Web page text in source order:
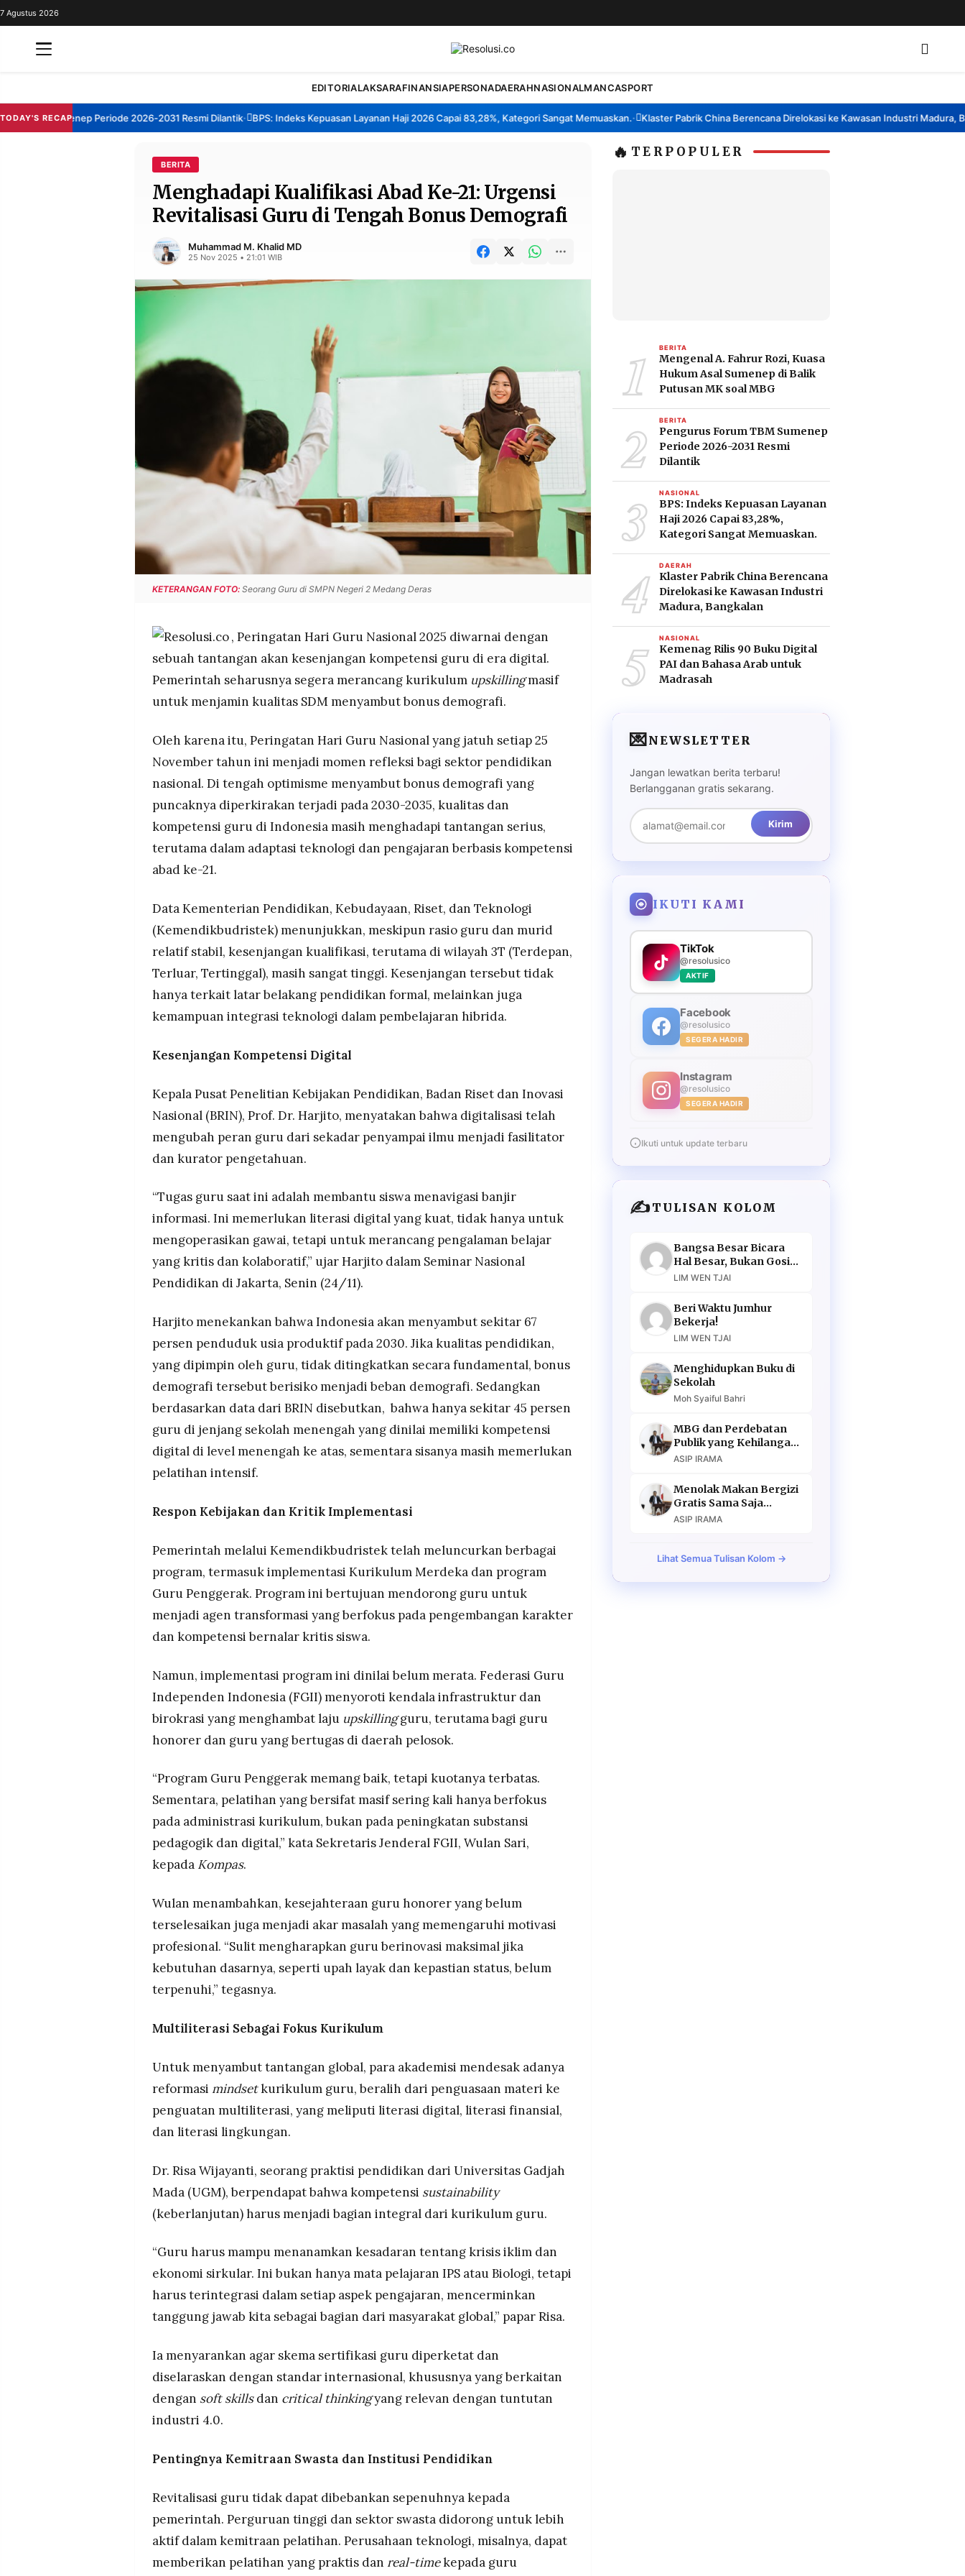
REDAKSI
TULISAN
7 Agustus 2026
EDITORIALAKSARAFINANSIAPERSONADAERAHNASIONALMANCASPORT
TODAY'S RECAP
Sumenep Periode 2026-2031 Resmi Dilantik• BPS: Indeks Kepuasan Layanan Haji 2026 Capai 83,28%, Kategori Sangat Memuaskan.• Klaster Pabrik China Berencana Direlokasi ke Kawasan Industri Madura,
BERITA
Menghadapi Kualifikasi Abad Ke-21: Urgensi
Revitalisasi Guru di Tengah Bonus Demografi
Muhammad M. Khalid MD
25 Nov 2025 • 21:01 WIB
KETERANGAN FOTO: Seorang Guru di SMPN Negeri 2 Medang Deras
, Peringatan Hari Guru Nasional 2025 diwarnai dengan
sebuah tantangan akan kesenjangan kompetensi guru di era digital.
Pemerintah seharusnya segera merancang kurikulum upskillingmasif
untuk menjamin kualitas SDM menyambut bonus demografi.
Oleh karena itu, Peringatan Hari Guru Nasional yang jatuh setiap 25
November tahun ini menjadi momen refleksi bagi sektor pendidikan
nasional. Di tengah optimisme menyambut bonus demografi yang
puncaknya diperkirakan terjadi pada 2030-2035, kualitas dan
kompetensi guru di Indonesia masih menghadapi tantangan serius,
terutama dalam adaptasi teknologi dan pengajaran berbasis kompetensi
abad ke-21.
Data Kementerian Pendidikan, Kebudayaan, Riset, dan Teknologi
(Kemendikbudristek) menunjukkan, meskipun rasio guru dan murid
relatif stabil, kesenjangan kualifikasi, terutama di wilayah 3T (Terdepan,
Terluar, Tertinggal), masih sangat tinggi. Kesenjangan tersebut tidak
hanya terkait latar belakang pendidikan formal, melainkan juga
kemampuan integrasi teknologi dalam pembelajaran hibrida.
Kesenjangan Kompetensi Digital
Kepala Pusat Penelitian Kebijakan Pendidikan, Badan Riset dan Inovasi
Nasional (BRIN), Prof. Dr. Harjito, menyatakan bahwa digitalisasi telah
mengubah peran guru dari sekadar penyampai ilmu menjadi fasilitator
dan kurator pengetahuan.
“Tugas guru saat ini adalah membantu siswa menavigasi banjir
informasi. Ini memerlukan literasi digital yang kuat, tidak hanya untuk
mengoperasikan gawai, tetapi untuk merancang pengalaman belajar
yang kritis dan kolaboratif,” ujar Harjito dalam Seminar Nasional
Pendidikan di Jakarta, Senin (24/11).
Harjito menekankan bahwa Indonesia akan menyambut sekitar 67
persen penduduk usia produktif pada 2030. Jika kualitas pendidikan,
yang dipimpin oleh guru, tidak ditingkatkan secara fundamental, bonus
demografi tersebut berisiko menjadi beban demografi. Sedangkan
berdasarkan data dari BRIN disebutkan, bahwa hanya sekitar 45 persen
guru di jenjang sekolah menengah yang dinilai memiliki kompetensi
digital di level menengah ke atas, sementara sisanya masih memerlukan
pelatihan intensif.
Respon Kebijakan dan Kritik Implementasi
Pemerintah melalui Kemendikbudristek telah meluncurkan berbagai
program, termasuk implementasi Kurikulum Merdeka dan program
Guru Penggerak. Program ini bertujuan mendorong guru untuk
menjadi agen transformasi yang berfokus pada pengembangan karakter
dan kompetensi bernalar kritis siswa.
Namun, implementasi program ini dinilai belum merata. Federasi Guru
Independen Indonesia (FGII) menyoroti kendala infrastruktur dan
birokrasi yang menghambat laju upskillingguru, terutama bagi guru
honorer dan guru yang bertugas di daerah pelosok.
“Program Guru Penggerak memang baik, tetapi kuotanya terbatas.
Sementara, pelatihan yang bersifat masif sering kali hanya berfokus
pada administrasi kurikulum, bukan pada peningkatan substansi
pedagogik dan digital,” kata Sekretaris Jenderal FGII, Wulan Sari,
kepada Kompas.
Wulan menambahkan, kesejahteraan guru honorer yang belum
terselesaikan juga menjadi akar masalah yang memengaruhi motivasi
profesional. “Sulit mengharapkan guru berinovasi maksimal jika
kebutuhan dasarnya, seperti upah layak dan kepastian status, belum
terpenuhi,” tegasnya.
Multiliterasi Sebagai Fokus Kurikulum
Untuk menyambut tantangan global, para akademisi mendesak adanya
reformasi mindsetkurikulum guru, beralih dari penguasaan materi ke
penguatan multiliterasi, yang meliputi literasi digital, literasi finansial,
dan literasi lingkungan.
Dr. Risa Wijayanti, seorang praktisi pendidikan dari Universitas Gadjah
Mada (UGM), berpendapat bahwa kompetensi sustainability
(keberlanjutan) harus menjadi bagian integral dari kurikulum guru.
“Guru harus mampu menanamkan kesadaran tentang krisis iklim dan
ekonomi sirkular. Ini bukan hanya mata pelajaran IPS atau Biologi, tetapi
harus terintegrasi dalam setiap aspek pengajaran, mencerminkan
tanggung jawab kita sebagai bagian dari masyarakat global,” papar Risa.
Ia menyarankan agar skema sertifikasi guru diperketat dan
diselaraskan dengan standar internasional, khususnya yang berkaitan
dengan soft skillsdan critical thinkingyang relevan dengan tuntutan
industri 4.0.
Pentingnya Kemitraan Swasta dan Institusi Pendidikan
Revitalisasi guru tidak dapat dibebankan sepenuhnya kepada
pemerintah. Perguruan tinggi dan sektor swasta didorong untuk lebih
aktif dalam kemitraan pelatihan. Perusahaan teknologi, misalnya, dapat
memberikan pelatihan yang praktis dan real-timekepada guru
🔥 TERPOPULER
1 BERITA
Mengenal A. Fahrur Rozi, Kuasa
Hukum Asal Sumenep di Balik
Putusan MK soal MBG
2 BERITA
Pengurus Forum TBM Sumenep
Periode 2026-2031 Resmi
Dilantik
3 NASIONAL
BPS: Indeks Kepuasan Layanan
Haji 2026 Capai 83,28%,
Kategori Sangat Memuaskan.
4 DAERAH
Klaster Pabrik China Berencana
Direlokasi ke Kawasan Industri
Madura, Bangkalan
5 NASIONAL
Kemenag Rilis 90 Buku Digital
PAI dan Bahasa Arab untuk
Madrasah
💌NEWSLETTER
Jangan lewatkan berita terbaru!
Berlangganan gratis sekarang.
Kirim
IKUTI KAMI
TikTok
@resolusico
AKTIF
Facebook
@resolusico
SEGERA HADIR
Instagram
@resolusico
SEGERA HADIR
Ikuti untuk update terbaru
✍️TULISAN KOLOM
Bangsa Besar Bicara
Hal Besar, Bukan Gosip
Murahan
LIM WEN TJAI
Beri Waktu Jumhur
Bekerja!
LIM WEN TJAI
Menghidupkan Buku di
Sekolah
Moh Syaiful Bahri
MBG dan Perdebatan
Publik yang Kehilangan
Argumen
ASIP IRAMA
Menolak Makan Bergizi
Gratis Sama Saja
Menolak Masa Depan
ASIP IRAMA
Lihat Semua Tulisan Kolom →